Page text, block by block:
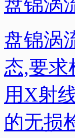
盘锦涡
态,要求
用X射
的无损